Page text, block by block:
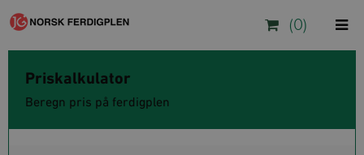
(0)
Priskalkulator
Beregn pris på ferdigplen